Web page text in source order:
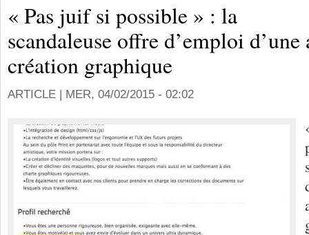
« Pas juif si possible » : la
scandaleuse offre d’emploi d’une
création graphique
ARTICLE | MER, 04/02/2015 - 02:02